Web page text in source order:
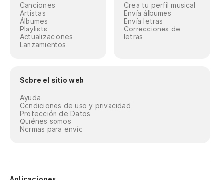
Canciones
Artistas
Álbumes
Playlists
Actualizaciones
Lanzamientos
Crea tu perfil musical
Envía álbumes
Envía letras
Correcciones de
letras
Sobre el sitio web
Ayuda
Condiciones de uso y privacidad
Protección de Datos
Quiénes somos
Normas para envío